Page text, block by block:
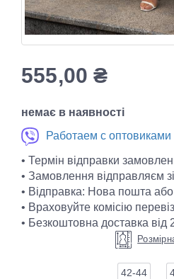
555,00₴
немає в наявності
Работаем с оптовиками
• Термін відправки
• Замовлення відправляєм
• Відправка: Нова пошта
• Враховуйте комісію
• Безкоштовна доставка від
42-44